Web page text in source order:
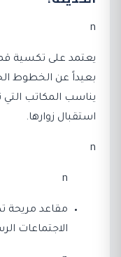
n
يعتمد على تكسية
بعيداً عن الخطوط
يناسب المكاتب
استقبال زوارها.
n
n
مقاعد مريحة
الاجتماعات